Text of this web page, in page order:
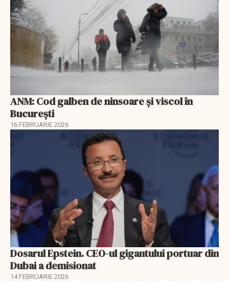
ANM: Cod galben de ninsoare și viscol în
București
16 FEBRUARIE 2026
Dosarul Epstein. CEO-ul gigantului portuar din
Dubai a demisionat
14 FEBRUARIE 2026